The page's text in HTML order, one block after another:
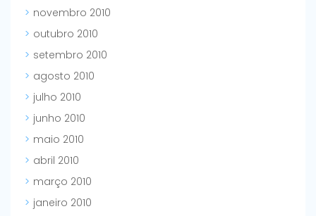
novembro 2010
outubro 2010
setembro 2010
agosto 2010
julho 2010
junho 2010
maio 2010
abril 2010
março 2010
janeiro 2010